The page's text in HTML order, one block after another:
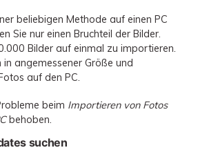
beliebigen Methode auf einen PC
Sie nur einen Bruchteil der Bilder.
Bilder auf einmal zu importieren.
in angemessener Größe und
auf den PC.
beim Importieren von Fotos
behoben.
suchen